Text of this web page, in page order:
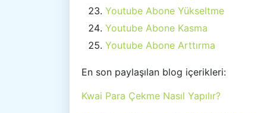
Youtube Abone Yükseltme
Youtube Abone Kasma
Youtube Abone Arttırma
En son paylaşılan blog içerikleri:
Kwai Para Çekme Nasıl Yapılır?